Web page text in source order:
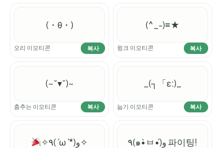
(・θ・)
오리 이모티콘 복사
(^_-)≡★
윙크 이모티콘 복사
(~˘▾˘)~
춤추는 이모티콘 복사
_(┐「ε:)_
눕기 이모티콘 복사
✧٩(ˊωˋ*)و✧ ٩(๑•̀ㅂ•́)و 파이팅!